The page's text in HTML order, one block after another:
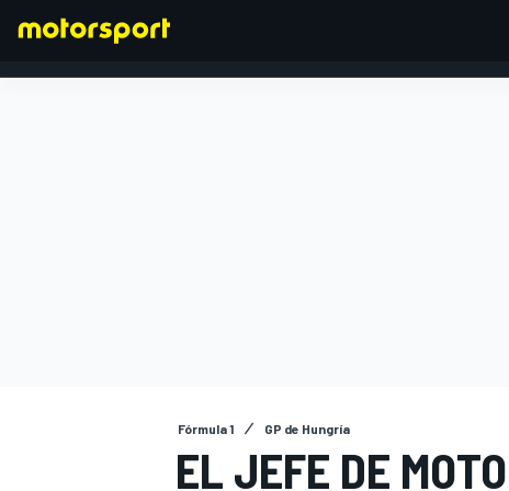
Fórmula 1 GP de Hungría
EL JEFE DE